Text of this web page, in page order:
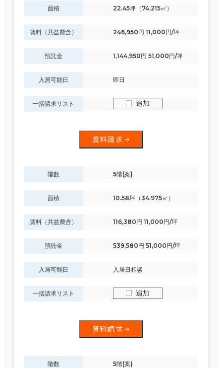
面積 22.45坪（74.215㎡）
賃料（共益費含） 246,950円 11,000円/坪
預託金 1,144,950円 51,000円/坪
入居可能日 即日
一括請求リスト 追加
資料請求
階数 5階(案)
面積 10.58坪（34.975㎡）
賃料（共益費含） 116,380円 11,000円/坪
預託金 539,580円 51,000円/坪
入居可能日 入居日相談
一括請求リスト 追加
資料請求
階数 5階(案)